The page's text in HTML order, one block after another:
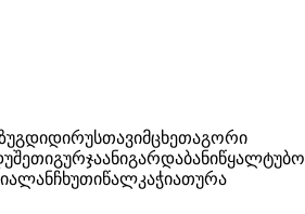
რუსთავიმცხეთაგორი
გურჯაანიგარდაბანიწყალტუბო
ლანჩხუთიწალკაჭიათურა